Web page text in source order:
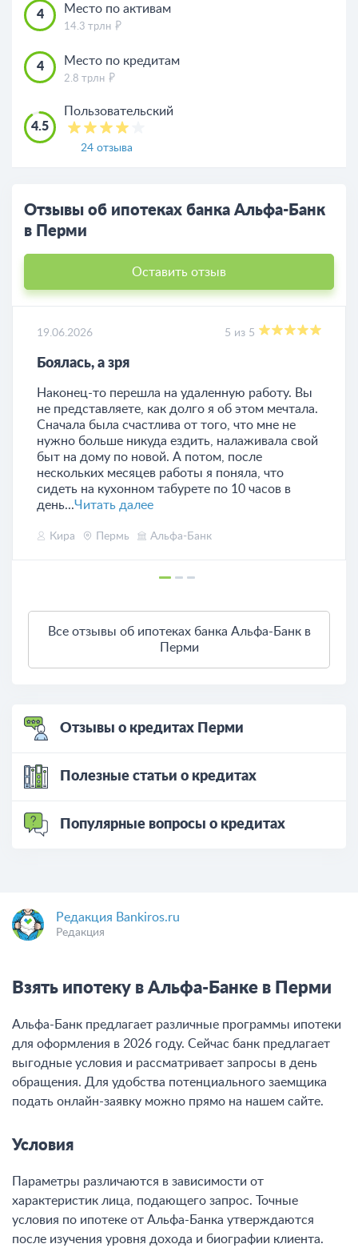
4 Место по активам
14.3 трлн
4 Место по кредитам
2.8 трлн
4.5
Пользовательский
24 отзыва
Отзывы об ипотеках банка Альфа-Банк
в Перми
Оставить отзыв
19.06.2026 5 из 5
Боялась, а зря
Наконец-то перешла на удаленную работу. Вы
не представляете, как долго я об этом мечтала.
Сначала была счастлива от того, что мне не
нужно больше никуда ездить, налаживала свой
быт на дому по новой. А потом, после
нескольких месяцев работы я поняла, что
сидеть на кухонном табурете по 10 часов в
день...Читать далее
Кира Пермь Альфа-Банк
Все отзывы об ипотеках банка Альфа-Банк в
Перми
Отзывы о кредитах Перми
Полезные статьи о кредитах
Популярные вопросы о кредитах
Редакция Bankiros.ru
Редакция
Взять ипотеку в Альфа-Банке в Перми
Альфа-Банк предлагает различные программы ипотеки
для оформления в 2026 году. Сейчас банк предлагает
выгодные условия и рассматривает запросы в день
обращения. Для удобства потенциального заемщика
подать онлайн-заявку можно прямо на нашем сайте.
Условия
Параметры различаются в зависимости от
характеристик лица, подающего запрос. Точные
условия по ипотеке от Альфа-Банка утверждаются
после изучения уровня дохода и биографии клиента.